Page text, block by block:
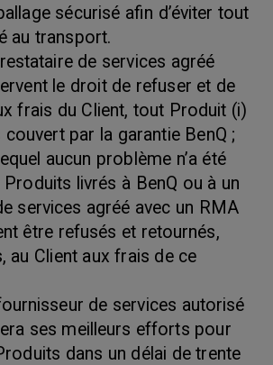
sécurisé afin d’éviter tout
au transport.
de services agréé
le droit de refuser et de
frais du Client, tout Produit (i)
couvert par la garantie BenQ ;
aucun problème n’a été
livrés à BenQ ou à un
services agréé avec un RMA
être refusés et retournés,
au Client aux frais de ce
de services autorisé
ses meilleurs efforts pour
dans un délai de trente